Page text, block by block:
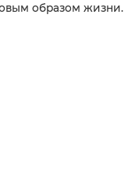
образом жизни.